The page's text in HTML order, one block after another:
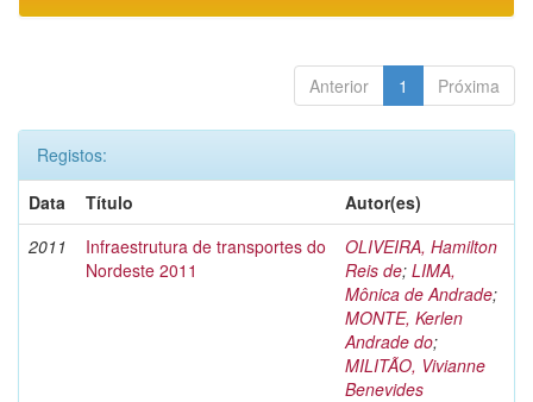
Anterior 1 Próxima
Registos:
Data
Título
Autor(es)
2011
Infraestrutura de transportes do
Nordeste 2011
OLIVEIRA, Hamilton
Reis de; LIMA,
Mônica de Andrade;
MONTE, Kerlen
Andrade do;
MILITÃO, Vivianne
Benevides